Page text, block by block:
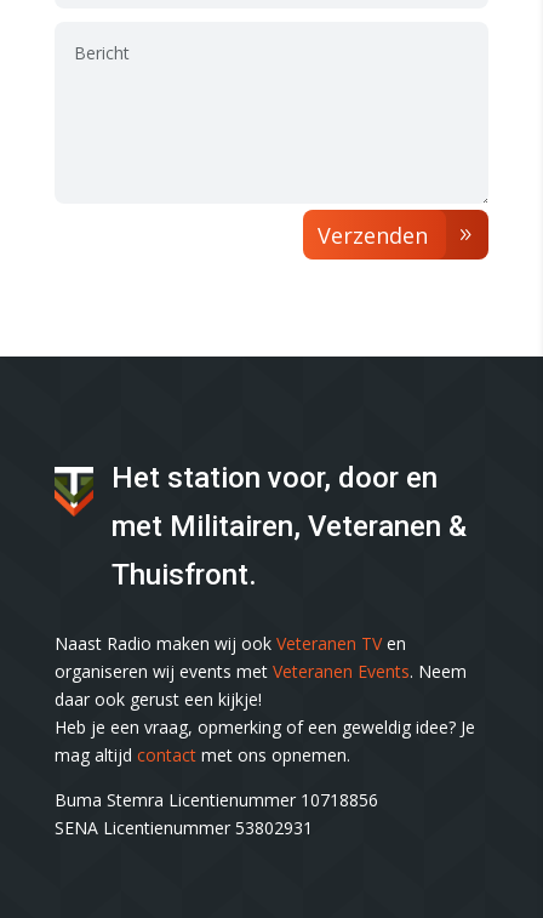
Verzenden
Het station voor, door en
met Militairen, Veteranen &
Thuisfront.
Naast Radio maken wij ook Veteranen TVen
organiseren wij events met Veteranen Events. Neem
daar ook gerust een kijkje!
Heb je een vraag, opmerking of een geweldig idee? Je
mag altijd contactmet ons opnemen.
Buma Stemra Licentienummer 10718856
SENA Licentienummer 53802931